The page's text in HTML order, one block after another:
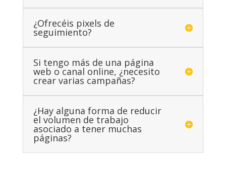
¿Ofrecéis pixels de
seguimiento?
Si tengo más de una página
web o canal online, ¿necesito
crear varias campañas?
¿Hay alguna forma de reducir
el volumen de trabajo
asociado a tener muchas
páginas?